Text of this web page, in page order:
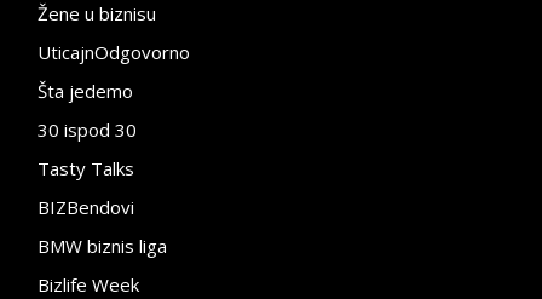
Žene u biznisu
UticajnOdgovorno
Šta jedemo
30 ispod 30
Tasty Talks
BIZBendovi
BMW biznis liga
Bizlife Week